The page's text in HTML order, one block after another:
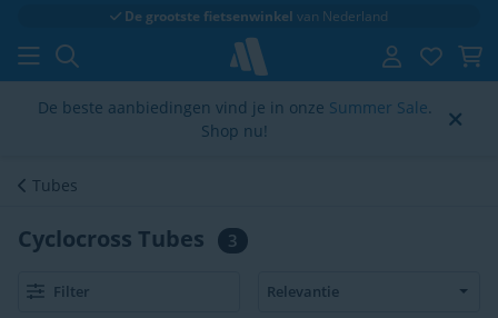
De grootste fietsenwinkel van Nederland
De beste aanbiedingen vind je in onze Summer Sale.
Shop nu!
Tubes
Cyclocross Tubes 3
Filter